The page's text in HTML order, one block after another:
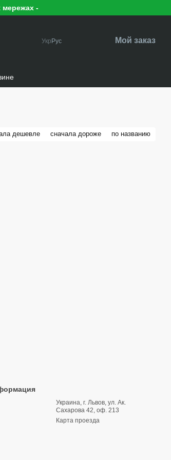
мережах -
Укр Рус Мой заказ
дешевле сначала дороже по названию
Украина, г. Львов, ул. Ак.
Сахарова 42, оф. 213
Карта проезда